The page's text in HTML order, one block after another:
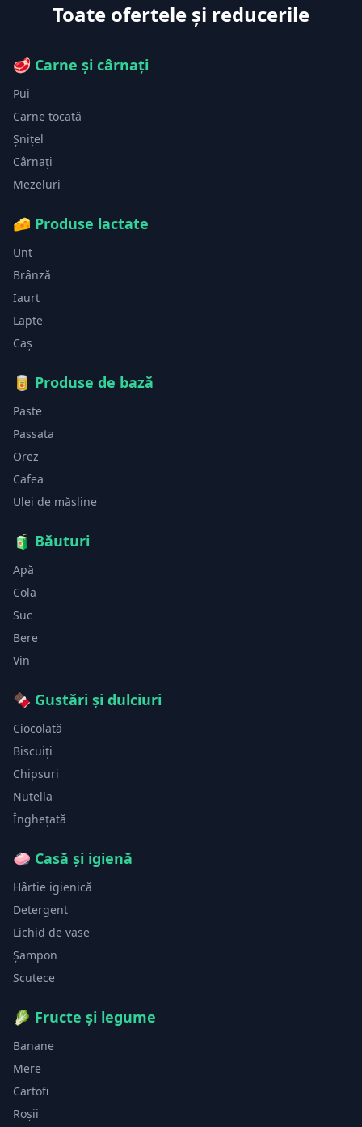
Toate ofertele și reducerile
🥩 Carne și cârnați
Pui
Carne tocată
Șnițel
Cârnați
Mezeluri
🧀 Produse lactate
Unt
Brânză
Iaurt
Lapte
Caș
🥫 Produse de bază
Paste
Passata
Orez
Cafea
Ulei de măsline
🧃 Băuturi
Apă
Cola
Suc
Bere
Vin
🍫 Gustări și dulciuri
Ciocolată
Biscuiți
Chipsuri
Nutella
Înghețată
🧼 Casă și igienă
Hârtie igienică
Detergent
Lichid de vase
Șampon
Scutece
🥬 Fructe și legume
Banane
Mere
Cartofi
Roșii